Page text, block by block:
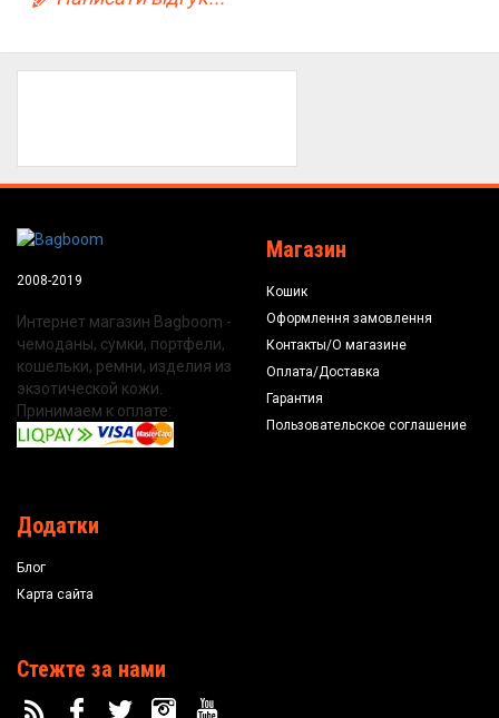
2008-2019
Интернет магазин Bagboom -
чемоданы, сумки, портфели,
кошельки, ремни, изделия из
экзотической кожи.
Принимаем к оплате:
Магазин
Кошик
Оформлення замовлення
Контакты/О магазине
Оплата/Доставка
Гарантия
Пользовательское соглашение
Додатки
Блог
Карта сайта
Стежте за нами